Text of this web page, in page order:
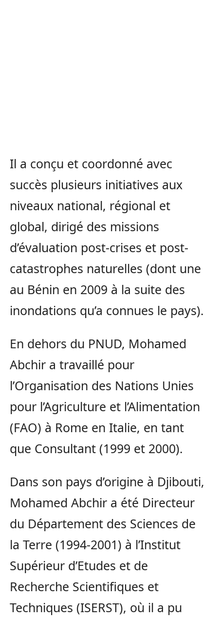
Il a conçu et coordonné avec
succès plusieurs initiatives aux
niveaux national, régional et
global, dirigé des missions
d’évaluation post-crises et post-
catastrophes naturelles (dont une
au Bénin en 2009 à la suite des
inondations qu’a connues le pays).
En dehors du PNUD, Mohamed
Abchir a travaillé pour
l’Organisation des Nations Unies
pour l’Agriculture et l’Alimentation
(FAO) à Rome en Italie, en tant
que Consultant (1999 et 2000).
Dans son pays d’origine à Djibouti,
Mohamed Abchir a été Directeur
du Département des Sciences de
la Terre (1994-2001) à l’Institut
Supérieur d’Etudes et de
Recherche Scientifiques et
Techniques (ISERST), où il a pu